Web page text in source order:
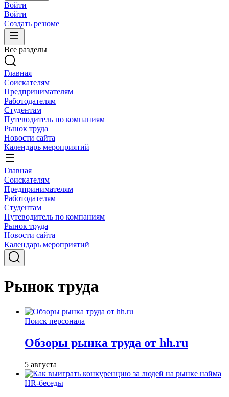
Войти
Войти
Создать резюме
Все разделы
Главная
Соискателям
Предпринимателям
Работодателям
Студентам
Путеводитель по компаниям
Рынок труда
Новости сайта
Календарь мероприятий
Главная
Соискателям
Предпринимателям
Работодателям
Студентам
Путеводитель по компаниям
Рынок труда
Новости сайта
Календарь мероприятий
Рынок труда
Поиск персонала
Обзоры рынка труда от hh.ru
5 августа
HR-беседы